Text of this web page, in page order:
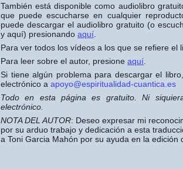
También está disponible como audiolibro
que puede escucharse en cualquier
puede descargar el audiolibro gratuito (o
y aquí) presionando aquí
Para ver todos los vídeos a los que se refiere el
Para leer sobre el autor, presione aquí
Si tiene algún problema para descargar el
electrónico a apoyo@espiritualidad-cuantica.es
Todo en esta página es gratuito. Ni
electrónico.
NOTA DEL AUTOR: Deseo expresar mi
por su arduo trabajo y dedicación a esta
a Toni Garcia Mahón por su ayuda en la edición